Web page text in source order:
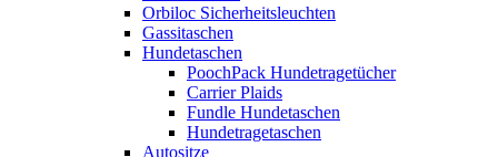
Orbiloc Sicherheitsleuchten
Gassitaschen
Hundetaschen
PoochPack Hundetragetücher
Carrier Plaids
Fundle Hundetaschen
Hundetragetaschen
Autositze